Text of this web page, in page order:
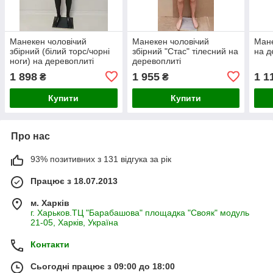
Манекен чоловічий
збірний (білий торс/чорні
ноги) на деревоплиті
1 898 ₴
Купити
Манекен чоловічий
збірний "Стас" тілесний на
деревоплиті
1 955₴
Купити
на
1
Про нас
93% позитивних з 131 відгука за рік
Працює з 18.07.2013
м. Харків
г. Харьков.ТЦ "Барабашова" площадка "Свояк" модуль
21-05, Харків, Україна
Контакти
Сьогодні працює з 09:00 до 18:00